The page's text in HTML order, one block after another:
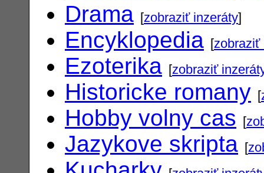
Drama [zobraziť inzeráty]
Encyklopedia [zobraziť
Ezoterika [zobraziť
Historicke romany [
Hobby volny cas [
Jazykove skripta [